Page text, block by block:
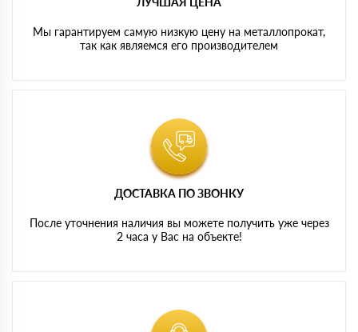
Мы гарантируем самую низкую цену на металлопрокат,
так как являемся его производителем
ДОСТАВКА ПО ЗВОНКУ
После уточнения наличия вы можете получить уже через
2 часа у Вас на объекте!